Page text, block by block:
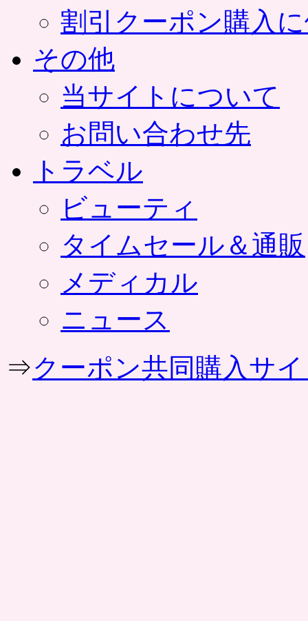
割引クーポン購入
その他
当サイトについて
お問い合わせ先
トラベル
ビューティ
タイムセール＆通販
メディカル
ニュース
⇒クーポン共同購入サ